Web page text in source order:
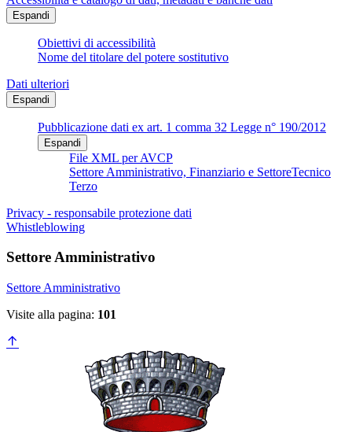
Espandi
Obiettivi di accessibilità
Nome del titolare del potere sostitutivo
Dati ulteriori
Espandi
Pubblicazione dati ex art. 1 comma 32 Legge n° 190/2012
Espandi
File XML per AVCP
Settore Amministrativo, Finanziario e SettoreTecnico
Terzo
Privacy - responsabile protezione dati
Whistleblowing
Settore Amministrativo
Settore Amministrativo
Visite alla pagina: 101